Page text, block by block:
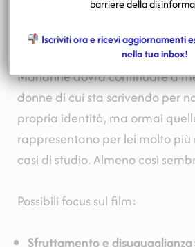
mantenimento familiare.
Marianne dovrà continuare a
donne di cui sta scrivendo per
propria identità, ma ormai
rappresentano per lei molto più
casi di studio. Almeno così
Possibili focus sul film:
Sfruttamento e disuguaglianza
barriere della
Iscriviti ora e ricevi aggiornamenti
nella tua inbox!